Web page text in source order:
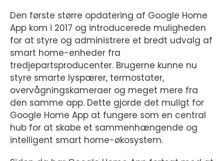
Den første større opdatering af Google Home
App kom i 2017 og introducerede muligheden
for at styre og administrere et bredt udvalg af
smart home-enheder fra
tredjepartsproducenter. Brugerne kunne nu
styre smarte lyspærer, termostater,
overvågningskameraer og meget mere fra
den samme app. Dette gjorde det muligt for
Google Home App at fungere som en central
hub for at skabe et sammenhængende og
intelligent smart home-økosystem.